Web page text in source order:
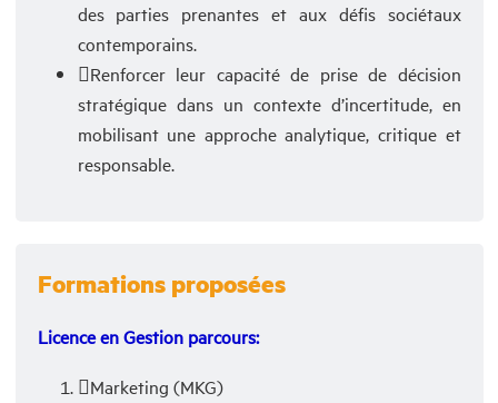
des parties prenantes et aux défis sociétaux
contemporains.
Renforcer leur capacité de prise de décision
stratégique dans un contexte d’incertitude, en
mobilisant une approche analytique, critique et
responsable.
Formations proposées
Licenceen Gestion parcours:
Marketing (MKG)